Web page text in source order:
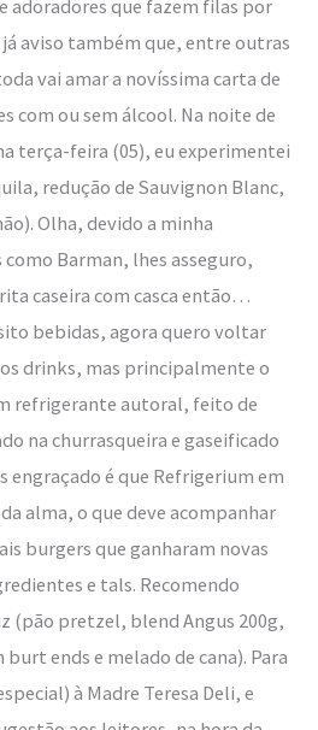
adoradores que fazem filas por
aviso também que, entre outras
vai amar a novíssima carta de
com ou sem álcool. Na noite de
terça-feira (05), eu experimentei
redução de Sauvignon Blanc,
Olha, devido a minha
Barman, lhes asseguro,
caseira com casca então…
bebidas, agora quero voltar
drinks, mas principalmente o
refrigerante autoral, feito de
na churrasqueira e gaseificado
engraçado é que Refrigerium em
alma, o que deve acompanhar
burgers que ganharam novas
e tals. Recomendo
(pão pretzel, blend Angus 200g,
burt ends e melado de cana). Para
à Madre Teresa Deli, e